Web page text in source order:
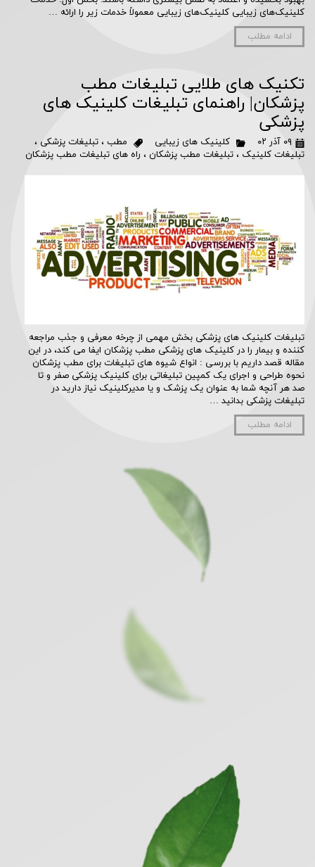
کلینیک‌های زیبایی کلینیک‌های زیبایی معمولاً خدمات زیر را ارائه …
ادامه مطلب
تکنیک های طلایی تبلیغات مطب
پزشکان| راهنمای تبلیغات کلینیک های
پزشکی
۰۹ آذر ۰۲ کلینیک های زیبایی مطب ، تبلیغات پزشکی ،
تبلیغات کلینیک ، تبلیغات مطب پزشکان ، راه های تبلیغات مطب پزشکان
تبلیغات کلینیک های پزشکی بخش مهمی از چرخه معرفی و جذب مراجعه
کننده و بیمار را در کلینیک های پزشکی مطب پزشکان ایفا می کند، در این
مقاله قصد داریم با بررسی : انواع شیوه های تبلیغات برای مطب پزشکان
نحوه طراحی و اجرای یک کمپین تبلیغاتی برای کلینیک پزشکی صفر و تا
صد هر آنچه شما به عنوان یک پزشک و یا مدیرکلینیک نیاز دارید در
تبلیغات پزشکی بدانید …
ادامه مطلب